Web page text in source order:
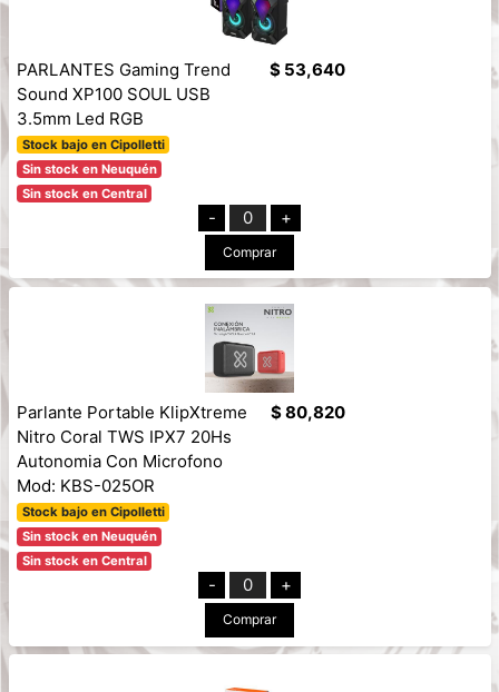
PARLANTES Gaming Trend
Sound XP100 SOUL USB
3.5mm Led RGB
Stock bajo en Cipolletti
Sin stock en Neuquén
Sin stock en Central
$ 53,640
- 0 +
Comprar
Parlante Portable KlipXtreme
Nitro Coral TWS IPX7 20Hs
Autonomia Con Microfono
Mod: KBS-025OR
Stock bajo en Cipolletti
Sin stock en Neuquén
Sin stock en Central
$ 80,820
- 0 +
Comprar